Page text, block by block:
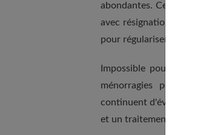
abondantes. Ces
avec résignation. "Ça
pour régulariser ces
Impossible pourtant de
ménorragies peuvent
continuent d'évoluer "en
et un traitement, tous